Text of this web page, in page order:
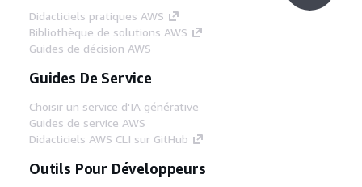
Didacticiels pratiques AWS
Bibliothèque de solutions AWS
Guides de décision AWS
Guides De Service
Choisir un service d'IA générative
Guides de service AWS
Didacticiels AWS CLI sur GitHub
Outils Pour Développeurs